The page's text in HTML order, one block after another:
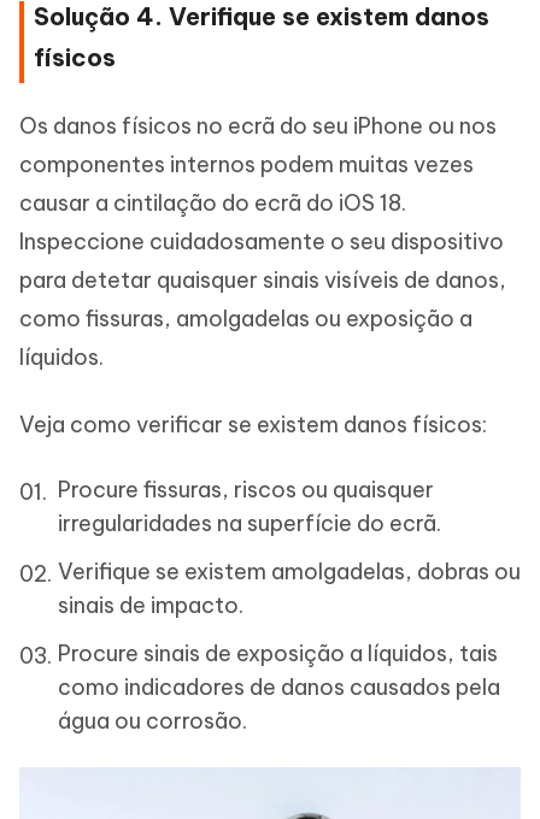
Solução 4. Verifique se existem danos
físicos
Os danos físicos no ecrã do seu iPhone ou nos
componentes internos podem muitas vezes
causar a cintilação do ecrã do iOS 18.
Inspeccione cuidadosamente o seu dispositivo
para detetar quaisquer sinais visíveis de danos,
como fissuras, amolgadelas ou exposição a
líquidos.
Veja como verificar se existem danos físicos:
Procure fissuras, riscos ou quaisquer
irregularidades na superfície do ecrã.
Verifique se existem amolgadelas, dobras ou
sinais de impacto.
Procure sinais de exposição a líquidos, tais
como indicadores de danos causados pela
água ou corrosão.